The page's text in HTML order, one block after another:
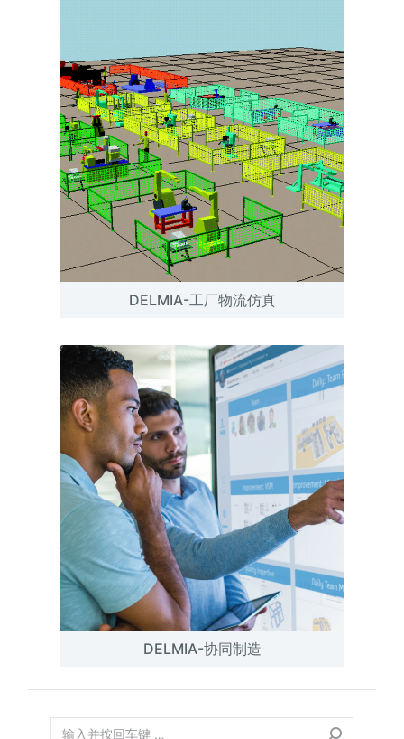
DELMIA-工厂物流仿真
DELMIA-协同制造